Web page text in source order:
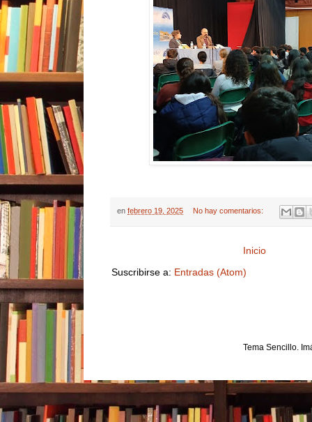
en febrero 19, 2025 No hay comentarios:
Inicio
Suscribirse a: Entradas (Atom)
Tema Sencillo.